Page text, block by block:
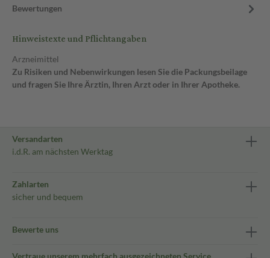
Bewertungen
Hinweistexte und Pflichtangaben
Arzneimittel
Zu Risiken und Nebenwirkungen lesen Sie die Packungsbeilage
und fragen Sie Ihre Ärztin, Ihren Arzt oder in Ihrer Apotheke.
Versandarten
i.d.R. am nächsten Werktag
Zahlarten
sicher und bequem
Bewerte uns
Vertraue unserem mehrfach ausgezeichneten Service